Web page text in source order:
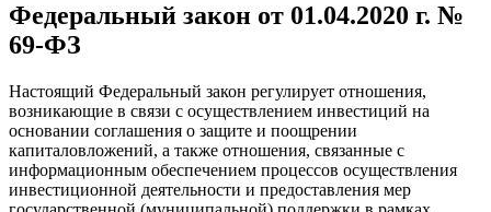
Федеральный закон от 01.04.2020 г. №
69-ФЗ
Настоящий Федеральный закон регулирует отношения,
возникающие в связи с осуществлением инвестиций на
основании соглашения о защите и поощрении
капиталовложений, а также отношения, связанные с
информационным обеспечением процессов осуществления
инвестиционной деятельности и предоставления мер